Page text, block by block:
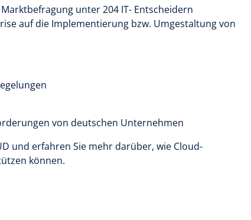
unter 204 IT- Entscheidern
auf die Implementierung bzw. Umgestaltung von
von deutschen Unternehmen
und erfahren Sie mehr darüber, wie Cloud-
können.